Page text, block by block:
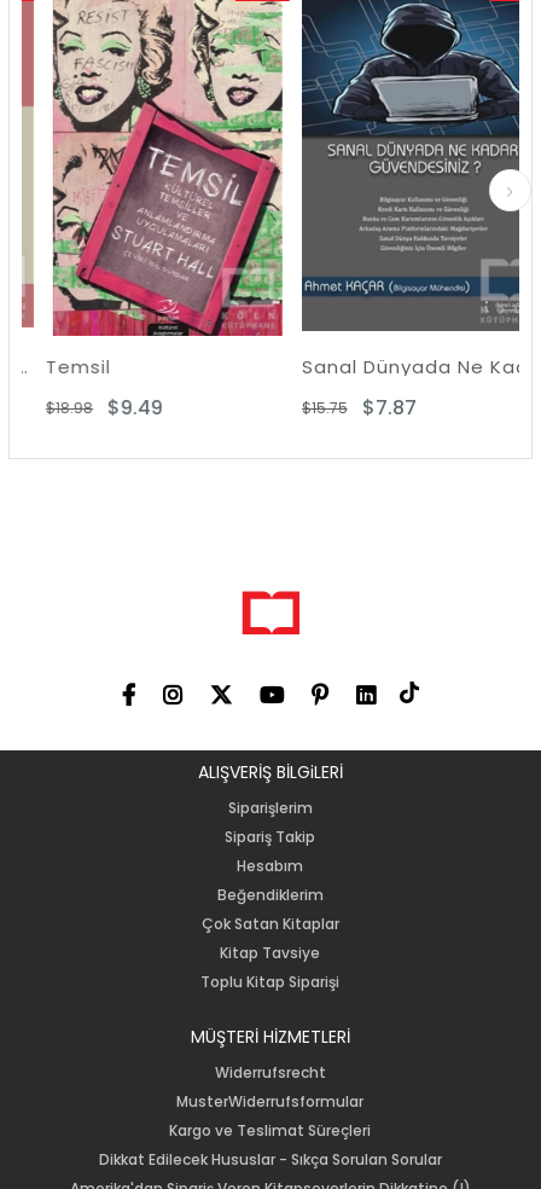
Temsil
$9.49
$18.98
İndirim
%50İndirim
Sanal Dünyada Ne Kadar Güvendesiniz?
$7.87
$15.75
İndirim
ALIŞVERİŞ BİLGiLERİ
Siparişlerim
Sipariş Takip
Hesabım
Beğendiklerim
Çok Satan Kitaplar
Kitap Tavsiye
Toplu Kitap Siparişi
MÜŞTERİ HİZMETLERİ
Widerrufsrecht
MusterWiderrufsformular
Kargo ve Teslimat Süreçleri
Dikkat Edilecek Hususlar - Sıkça Sorulan Sorular